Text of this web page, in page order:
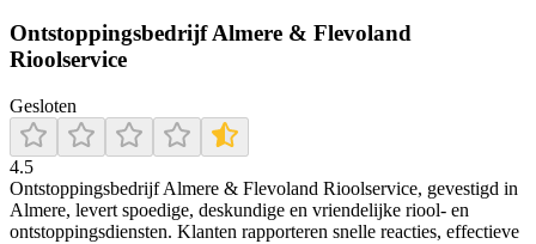
Ontstoppingsbedrijf Almere & Flevoland
Rioolservice
Gesloten
4.5
Ontstoppingsbedrijf Almere & Flevoland Rioolservice, gevestigd in
Almere, levert spoedige, deskundige en vriendelijke riool- en
ontstoppingsdiensten. Klanten rapporteren snelle reacties, effectieve